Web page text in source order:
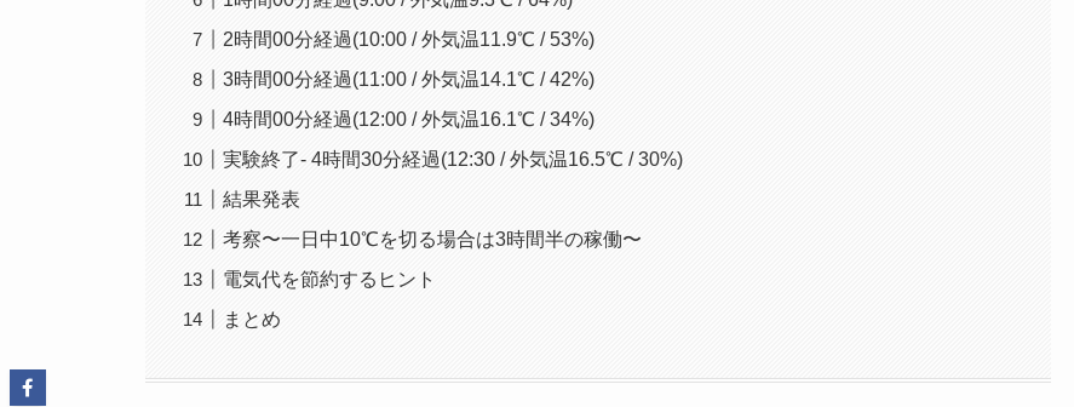
2時間00分経過(10:00 / 外気温11.9℃ / 53%)
3時間00分経過(11:00 / 外気温14.1℃ / 42%)
4時間00分経過(12:00 / 外気温16.1℃ / 34%)
実験終了- 4時間30分経過(12:30 / 外気温16.5℃ / 30%)
結果発表
考察〜一日中10℃を切る場合は3時間半の稼働〜
電気代を節約するヒント
まとめ